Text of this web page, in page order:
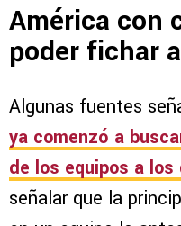
América con
poder fichar
Algunas fuentes
ya comenzó a
de los equipos a los
señalar que la